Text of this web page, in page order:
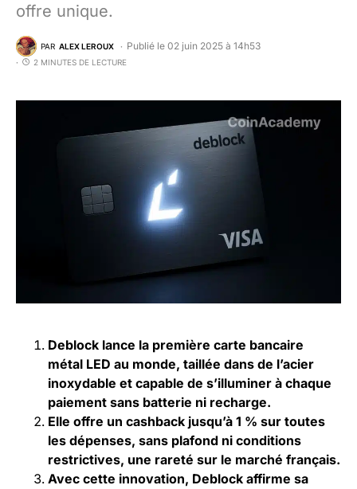
offre unique.
PAR ALEX LEROUX Publié le 02 juin 2025 à 14h53
2 MINUTES DE LECTURE
Deblock lance la première carte bancaire
métal LED au monde, taillée dans de l’acier
inoxydable et capable de s’illuminer à chaque
paiement sans batterie ni recharge.
Elle offre un cashback jusqu’à 1 % sur toutes
les dépenses, sans plafond ni conditions
restrictives, une rareté sur le marché français.
Avec cette innovation, Deblock affirme sa